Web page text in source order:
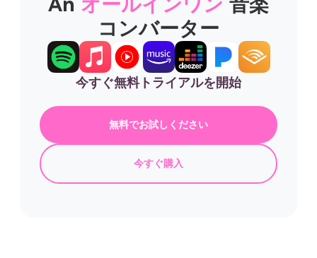
An オールインワン 音楽
コンバーター
今すぐ無料トライアルを開始
無料でお試しください
今すぐ購入